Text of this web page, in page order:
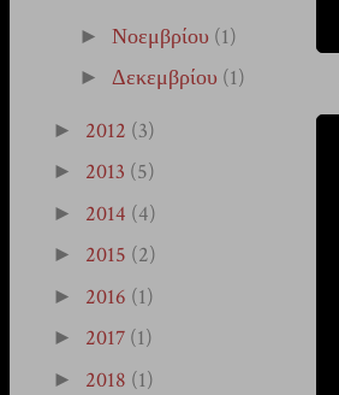
► Νοεμβρίου (1)
► Δεκεμβρίου (1)
► 2012 (3)
► 2013 (5)
► 2014 (4)
► 2015 (2)
► 2016 (1)
► 2017 (1)
► 2018 (1)